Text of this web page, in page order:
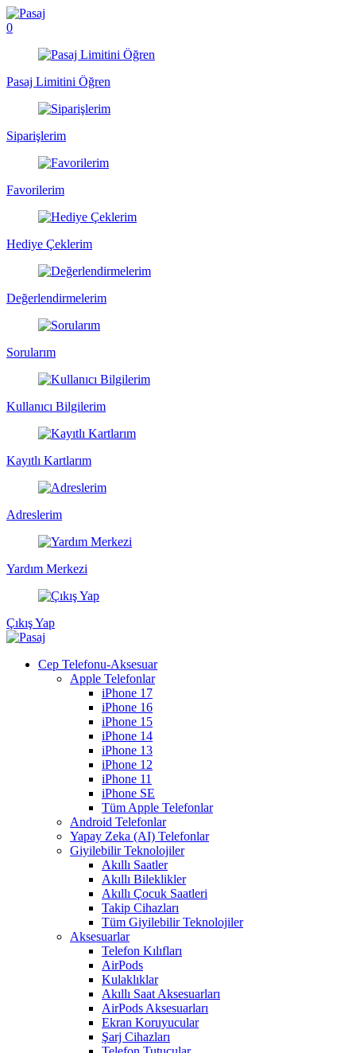
0
Pasaj Limitini Öğren
Siparişlerim
Favorilerim
Hediye Çeklerim
Değerlendirmelerim
Sorularım
Kullanıcı Bilgilerim
Kayıtlı Kartlarım
Adreslerim
Yardım Merkezi
Çıkış Yap
Cep Telefonu-Aksesuar
Apple Telefonlar
iPhone 17
iPhone 16
iPhone 15
iPhone 14
iPhone 13
iPhone 12
iPhone 11
iPhone SE
Tüm Apple Telefonlar
Android Telefonlar
Yapay Zeka (AI) Telefonlar
Giyilebilir Teknolojiler
Akıllı Saatler
Akıllı Bileklikler
Akıllı Çocuk Saatleri
Takip Cihazları
Tüm Giyilebilir Teknolojiler
Aksesuarlar
Telefon Kılıfları
AirPods
Kulaklıklar
Akıllı Saat Aksesuarları
AirPods Aksesuarları
Ekran Koruyucular
Şarj Cihazları